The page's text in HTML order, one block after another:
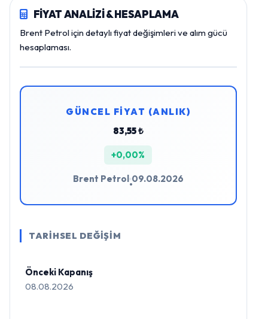
FİYAT ANALİZİ & HESAPLAMA
Brent Petrol için detaylı fiyat değişimleri ve alım gücü
hesaplaması.
GÜNCEL FİYAT (ANLIK)
83,55 ₺
+0,00%
Brent Petrol
•
09.08.2026
TARİHSEL DEĞİŞİM
Önceki Kapanış
08.08.2026